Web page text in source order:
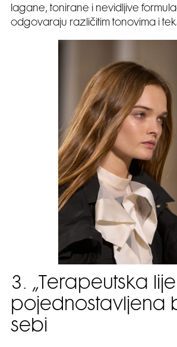
lagane, tonirane i nevidljive
odgovaraju različitim tonovima i
3. „Terapeutska
pojednostavljena
sebi